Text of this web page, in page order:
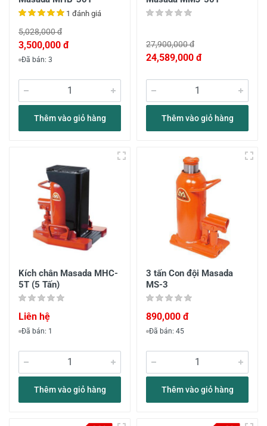
1 đánh giá
5,028,000 đ
3,500,000 đ
Đã bán: 3
Thêm vào giỏ hàng
27,900,000 đ
24,589,000 đ
Thêm vào giỏ hàng
Kích chân Masada MHC-
5T (5 Tấn)
Liên hệ
Đã bán: 1
Thêm vào giỏ hàng
3 tấn Con đội Masada
MS-3
890,000 đ
Đã bán: 45
Thêm vào giỏ hàng